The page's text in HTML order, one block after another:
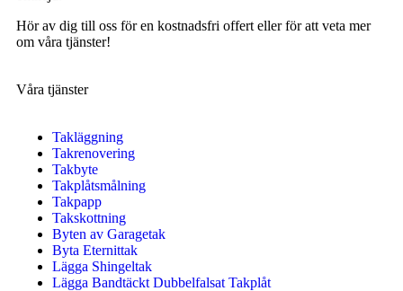
Hör av dig till oss för en kostnadsfri offert eller för att veta mer
om våra tjänster!
Våra tjänster
Takläggning
Takrenovering
Takbyte
Takplåtsmålning
Takpapp
Takskottning
Byten av Garagetak
Byta Eternittak
Lägga Shingeltak
Lägga Bandtäckt Dubbelfalsat Takplåt